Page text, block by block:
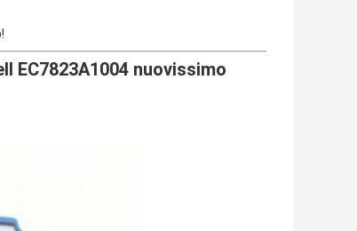
EC7823A1004 nuovissimo